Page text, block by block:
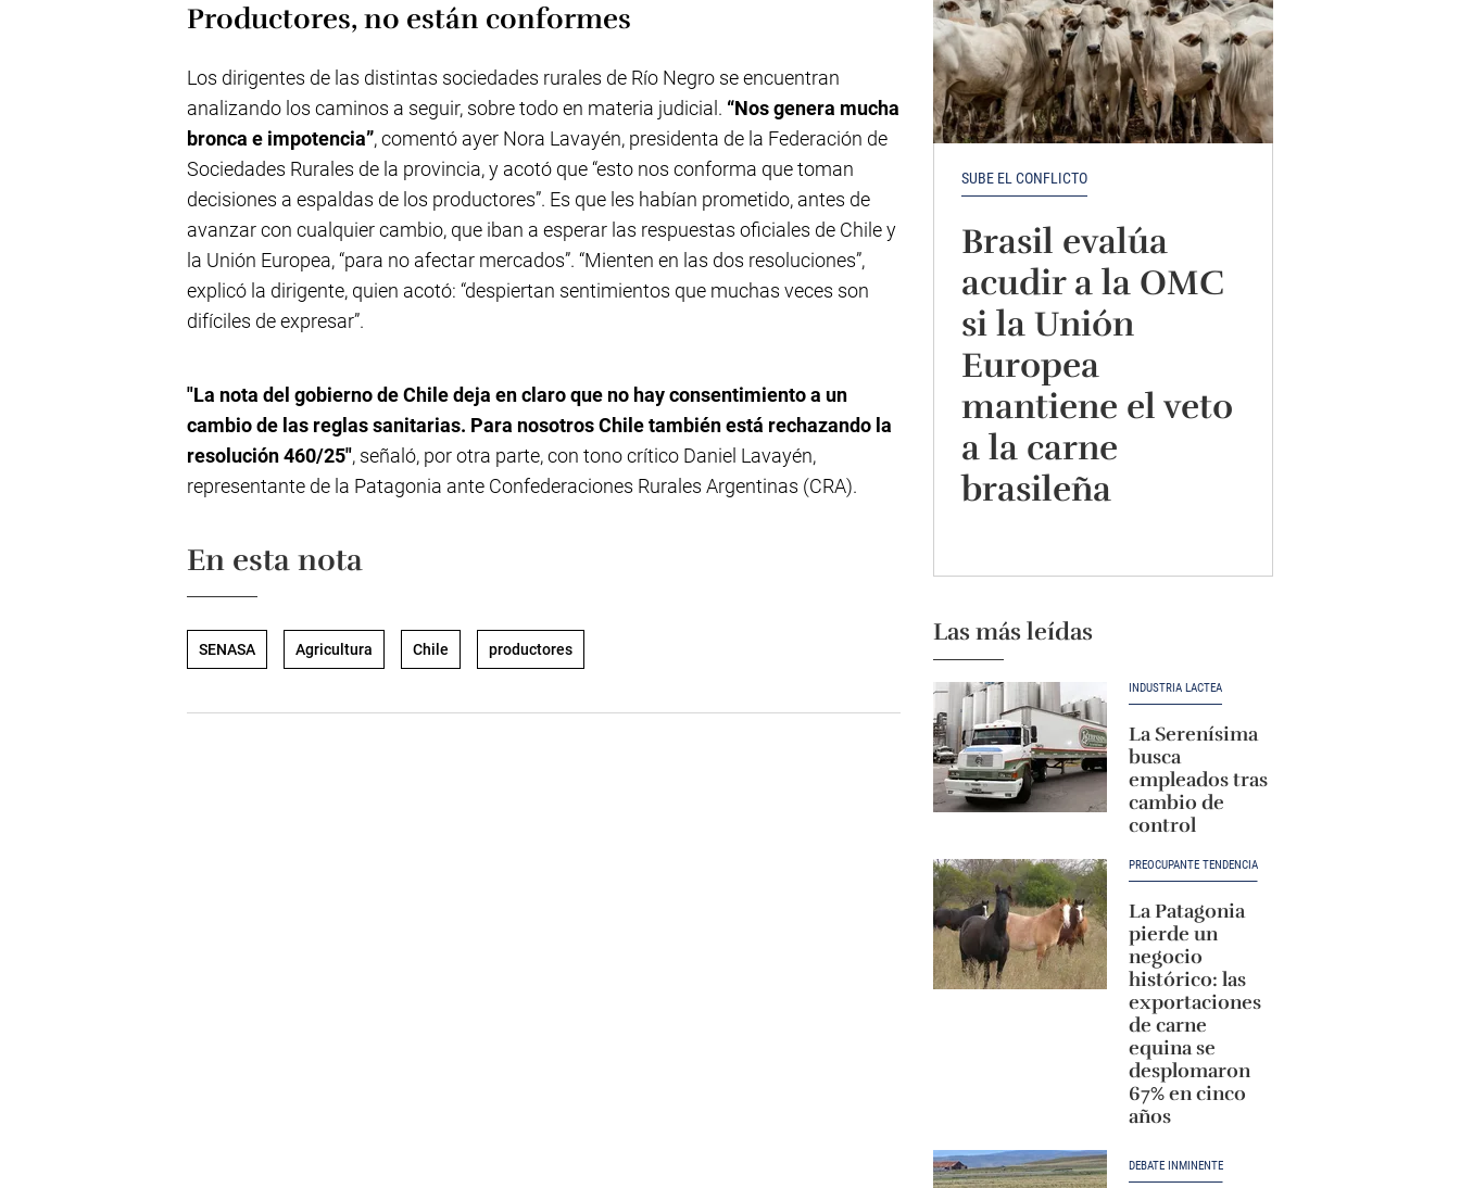
Productores, no están conformes
Los dirigentes de las distintas sociedades rurales de Río Negro se encuentran
analizando los caminos a seguir, sobre todo en materia judicial. “Nos genera mucha
bronca e impotencia”, comentó ayer Nora Lavayén, presidenta de la Federación de
Sociedades Rurales de la provincia, y acotó que “esto nos conforma que toman
decisiones a espaldas de los productores”. Es que les habían prometido, antes de
avanzar con cualquier cambio, que iban a esperar las respuestas oficiales de Chile y
la Unión Europea, “para no afectar mercados”. “Mienten en las dos resoluciones”,
explicó la dirigente, quien acotó: “despiertan sentimientos que muchas veces son
difíciles de expresar”.
"La nota del gobierno de Chile deja en claro que no hay consentimiento a un
cambio de las reglas sanitarias. Para nosotros Chile también está rechazando la
resolución 460/25", señaló, por otra parte, con tono crítico Daniel Lavayén,
representante de la Patagonia ante Confederaciones Rurales Argentinas (CRA).
En esta nota
SENASA Agricultura Chile productores
SUBE EL CONFLICTO
Brasil evalúa
acudir a la OMC
si la Unión
Europea
mantiene el veto
a la carne
brasileña
Las más leídas
INDUSTRIA LÁCTEA
La Serenísima
busca
empleados tras
cambio de
control
PREOCUPANTE TENDENCIA
La Patagonia
pierde un
negocio
histórico: las
exportaciones
de carne
equina se
desplomaron
67% en cinco
años
DEBATE INMINENTE